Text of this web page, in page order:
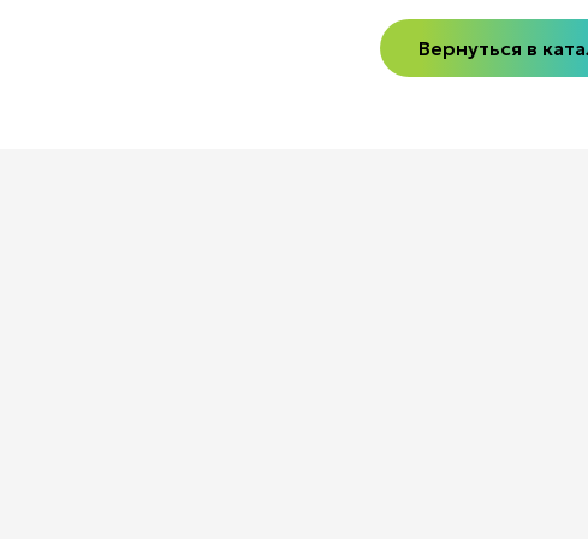
Вернуться в